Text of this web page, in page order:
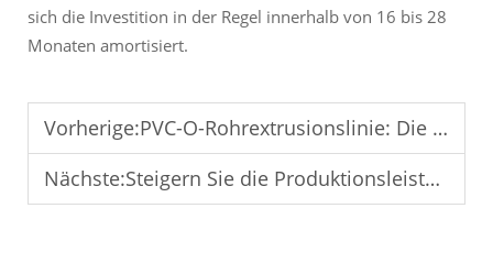
sich die Investition in der Regel innerhalb von 16 bis 28
Monaten amortisiert.
Vorherige:PVC-O-Rohrextrusionslinie: Die Zukunft der energieeffizienten Rohrherstellung
Nächste:Steigern Sie die Produktionsleistung mit Hochgeschwindigkeits-PVC-O-Rohrextrusionstechnologie